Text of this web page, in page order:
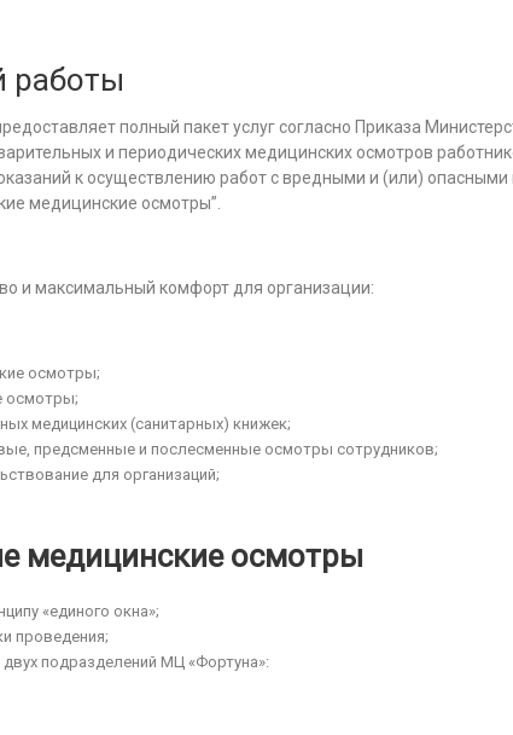
работы
полный пакет услуг согласно Приказа
и периодических медицинских осмотров
к осуществлению работ с вредными и (или)
медицинские осмотры”.
и максимальный комфорт для организации:
осмотры;
осмотры;
медицинских (санитарных) книжек;
предсменные и послесменные осмотры сотрудников;
для организаций;
медицинские осмотры
«единого окна»;
проведения;
подразделений МЦ «Фортуна»: